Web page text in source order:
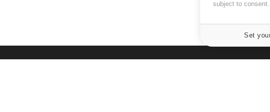
subject to
Set